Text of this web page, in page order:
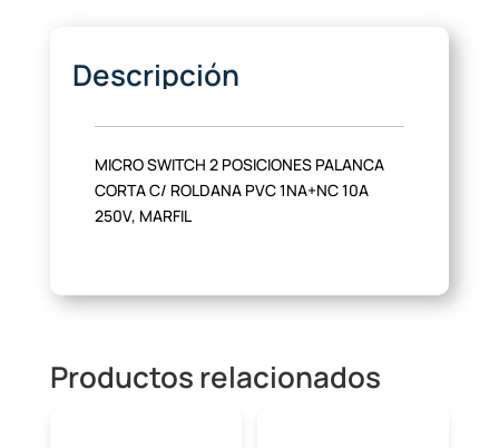
Descripción
MICRO SWITCH 2 POSICIONES PALANCA
CORTA C/ ROLDANA PVC 1NA+NC 10A
250V, MARFIL
Productos relacionados